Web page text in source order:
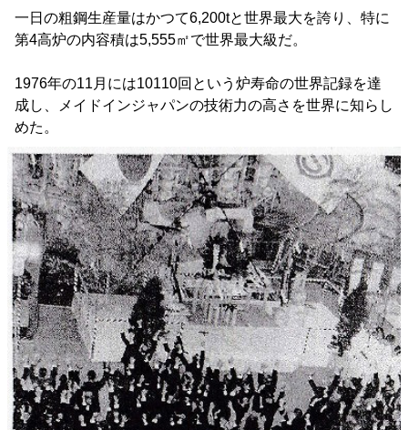
一日の粗鋼生産量はかつて6,200tと世界最大を誇り、特に
第4高炉の内容積は5,555㎡で世界最大級だ。
1976年の11月には10110回という炉寿命の世界記録を達
成し、メイドインジャパンの技術力の高さを世界に知らし
めた。